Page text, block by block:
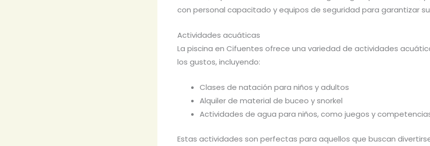
con personal capacitado y equipos de seguridad para garantizar
Actividades acuáticas
La piscina en Cifuentes ofrece una variedad de actividades
los gustos, incluyendo:
Clases de natación para niños y adultos
Alquiler de material de buceo y snorkel
Actividades de agua para niños, como juegos y
Estas actividades son perfectas para aquellos que buscan